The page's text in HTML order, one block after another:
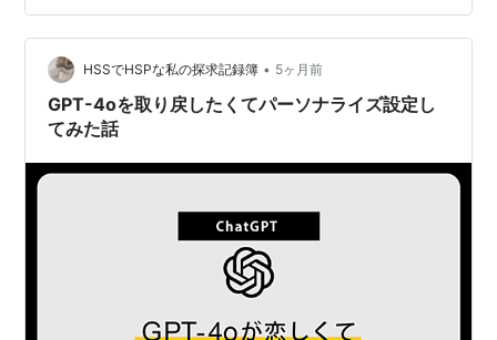
を軍事活動で制限なく利用することを要求しました。 ア
ンソロピックの拒否: 同社は「自律兵器による攻撃」や
「国民の監視」など、生命に関わる判断にAI…
HSSでHSPな私の探求記録簿 • 5ヶ月前
GPT-4oを取り戻したくてパーソナライズ設定し
てみた話